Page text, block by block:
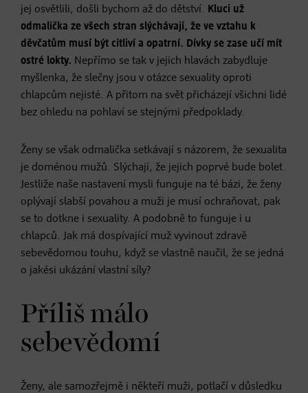
jej osvětlili, došli bychom až do dětství. Kluci už
odmalička ze všech stran slýchávají, že ve vztahu k
děvčatům musí být citliví a opatrní. Dívky se zase učí mít
ostré lokty. Nepřímo se tak v jejich hlavách zabydluje
myšlenka, že slečny jsou v otázce sexuality oproti
chlapcům nejisté. A přitom na svět přicházejí všichni lidé
bez ohledu na pohlaví se stejnými předpoklady.
Ženy se však odmalička setkávají s názorem, že sexualita
je doménou mužů. Slýchají, že jejich poprvé bude bolet.
Jestliže naše nastavení mysli funguje na té bázi, že ženy
oplývají slabší povahou a muži je musí ochraňovat, pak
se to dotkne i sexuality. A podobně to funguje i u
chlapců. Jak má dospívající muž vyvinout zdravě
sebevědomou touhu, když se vlastně naučil, že se jedná
o jakési ukázání vlastní síly?
Příliš málo
sebevědomí
Ženy, ale samozřejmě i někteří muži, potlačí v důsledku